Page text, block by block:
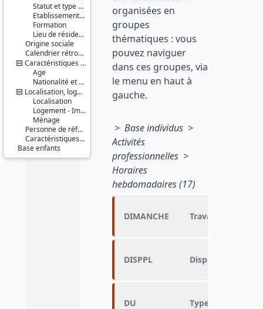
Statut et type de contrat
Etablissement employeur
Formation
Lieu de résidence
Origine sociale
Calendrier rétrospectif d'activité
Caractéristiques personnelles
Age
Nationalité et pays de naissance
Localisation, logement, ménage
Localisation
Logement - Immeuble
Ménage
Personne de référence du ménage
Caractéristiques d'enquête
Base enfants
Producteur :
INSEE
Diffuseur :
Progedo-
Adisp
organisées en
groupes
thématiques : vous
pouvez naviguer
dans ces groupes, via
le menu en haut à
gauche.
> Base individus >
Activités
professionnelles >
Horaires
hebdomadaires (17)
DIMANCHE Travail du
DISPPL Disponibilité
DU Type d'horaire